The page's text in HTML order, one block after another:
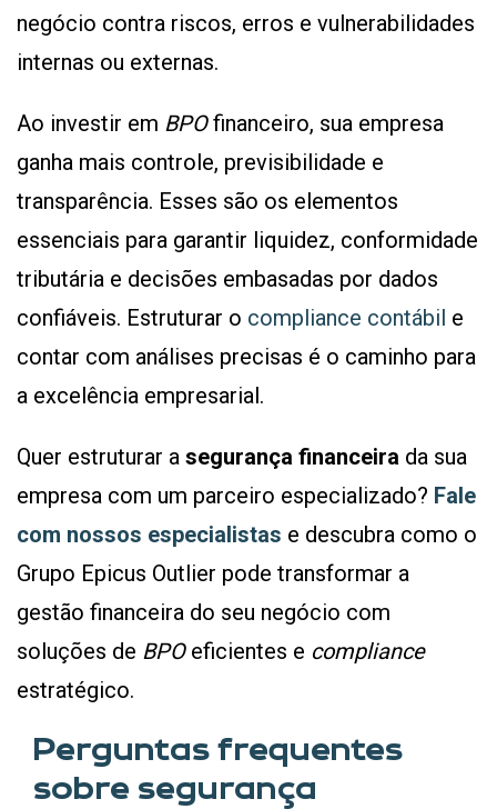
negócio contra riscos, erros e vulnerabilidades
internas ou externas.
Ao investir em BPOfinanceiro, sua empresa
ganha mais controle, previsibilidade e
transparência. Esses são os elementos
essenciais para garantir liquidez, conformidade
tributária e decisões embasadas por dados
confiáveis. Estruturar o compliance contábil e
contar com análises precisas é o caminho para
a excelência empresarial.
Quer estruturar a segurança financeira da sua
empresa com um parceiro especializado? Fale
com nossos especialistas e descubra como o
Grupo Epicus Outlier pode transformar a
gestão financeira do seu negócio com
soluções de BPOeficientes e compliance
estratégico.
Perguntas frequentes
sobre segurança